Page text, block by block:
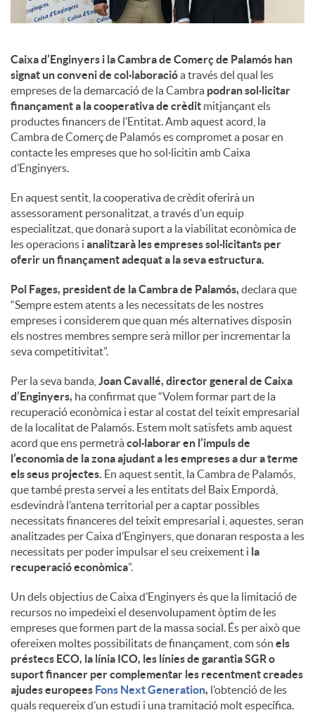
u
t
s
Caixa d’Enginyers i la Cambra de Comerç de Palamós han
signat un conveni de col·laboracióa través del qual les
empreses de la demarcació de la Cambra podran sol·licitar
finançament a la cooperativa de crèdit mitjançant els
productes financers de l’Entitat. Amb aquest acord, la
Cambra de Comerç de Palamós es compromet a posar en
contacte les empreses que ho sol·licitin amb Caixa
d’Enginyers.
En aquest sentit, la cooperativa de crèdit oferirà un
assessorament personalitzat, a través d’un equip
especialitzat, que donarà suport a la viabilitat econòmica de
les operacions i analitzarà les empreses sol·licitants per
oferir un finançament adequat a la seva estructura.
Pol Fages, president de la Cambra de Palamós, declara que
“Sempre estem atents a les necessitats de les nostres
empreses i considerem que quan més alternatives disposin
els nostres membres sempre serà millor per incrementar la
seva competitivitat”.
Per la seva banda, Joan Cavallé, director general de Caixa
d’Enginyers, ha confirmat que “Volem formar part de la
recuperació econòmica i estar al costat del teixit empresarial
de la localitat de Palamós. Estem molt satisfets amb aquest
acord que ens permetràcol·laborar en l’impuls de
l’economia de la zona ajudant a les empreses a dur a terme
els seus projectes. En aquest sentit, la Cambra de Palamós,
que també presta servei a les entitats del Baix Empordà,
esdevindrà l’antena territorial per a captar possibles
necessitats financeres del teixit empresarial i, aquestes, seran
analitzades per Caixa d’Enginyers, que donaran resposta a les
necessitats per poder impulsar el seu creixement i la
recuperació econòmica”.
Un dels objectius de Caixa d’Enginyers és que la limitació de
recursos no impedeixi el desenvolupament òptim de les
empreses que formen part de la massa social. És per això que
ofereixen moltes possibilitats de finançament, com són els
préstecs ECO, la línia ICO, les línies de garantia SGR o
suport financer per complementar les recentment creades
ajudes europees Fons Next Generation, l’obtenció de les
quals requereix d’un estudi i una tramitació molt específica.